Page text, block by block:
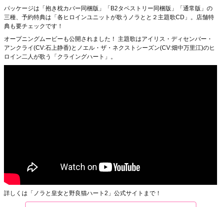
パッケージは「抱き枕カバー同梱版」「B2タペストリー同梱版」「通常版」の
三種、予約特典は「各ヒロインユニットが歌うノラとと２主題歌CD」。店舗特
典も要チェックです！
オープニングムービーも公開されました！ 主題歌はアイリス・ディセンバー・
アンクライ(CV:石上静香)とノエル・ザ・ネクストシーズン(CV:畑中万里江)のヒ
ロイン二人が歌う「クライングハート」。
詳しくは「ノラと皇女と野良猫ハート2」公式サイトまで！